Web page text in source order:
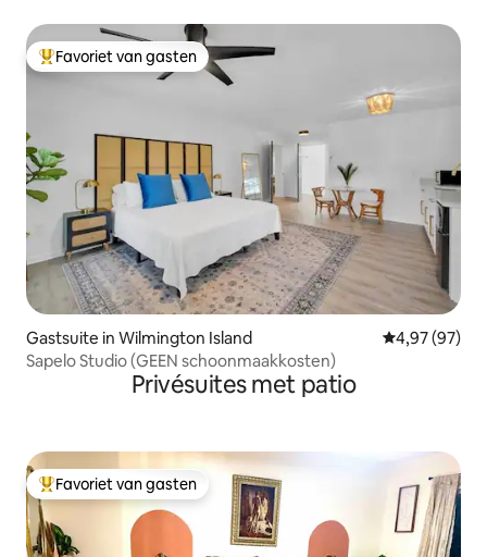
Topfavoriet van gasten
Favoriet van gasten
Gastsuite in Wilmington Island Gemiddelde
4,97 (97)
Sapelo Studio (GEEN schoonmaakkosten)
Privésuites met patio
Topfavoriet van gasten
Favoriet van gasten